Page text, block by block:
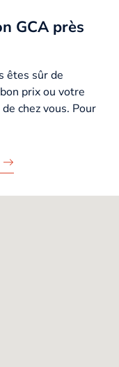
GCA près
êtes sûr de
prix ou votre
chez vous. Pour